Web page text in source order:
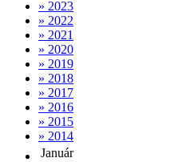
» 2023
» 2022
» 2021
» 2020
» 2019
» 2018
» 2017
» 2016
» 2015
» 2014
Január